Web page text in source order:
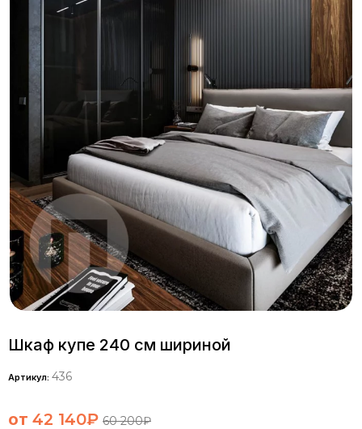
Шкаф купе 240 см шириной
Артикул: 436
от 42 140₽ 60 200₽